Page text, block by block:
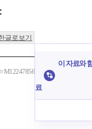
글로보기
이 자료와
료